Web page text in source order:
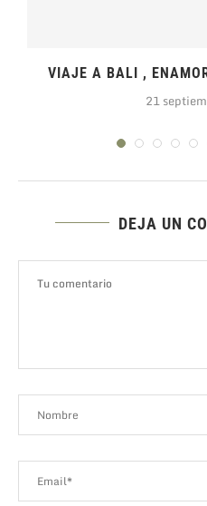
VIAJE A BALI ,
21
DEJA UN